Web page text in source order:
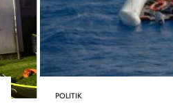
POLITIK